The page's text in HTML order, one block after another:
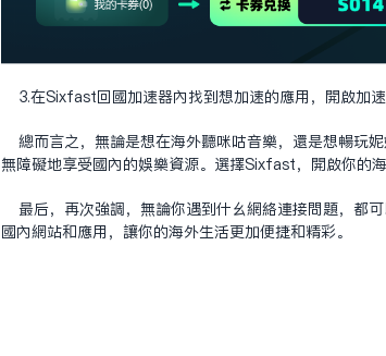
3.在Sixfast回国加速器内找到想加速的应用，开启加
总而言之，无论是想在海外听咪咕音乐，还是想畅玩
无障碍地享受国内的娱乐资源。选择Sixfast，开启你的海
最后，再次强调，无论你遇到什么网络连接问题，都
国内网站和应用，让你的海外生活更加便捷和精彩。